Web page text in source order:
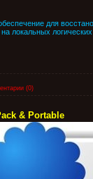
для
локальных
(0)
& Portable